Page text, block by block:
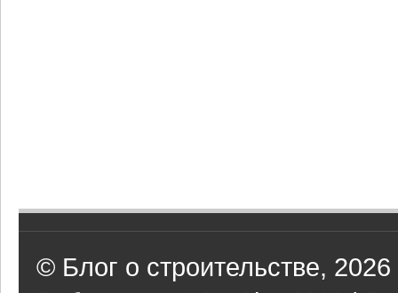
© Блог о строительстве, 2026